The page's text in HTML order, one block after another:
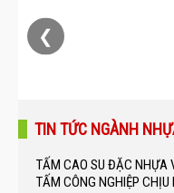
❮
TIN TỨC NGÀNH
TẤM CAO SU ĐẶC NHỰA
TẤM CÔNG NGHIỆP CHỊU